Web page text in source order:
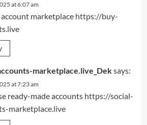
at 6:07 am
marketplace https://buy-
marketplace.live_Deksays:
at 7:23 am
ready-made accounts https://social-
marketplace.live